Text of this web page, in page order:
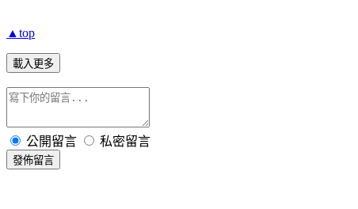
▲top
載入更多
公開留言 私密留言
發佈留言